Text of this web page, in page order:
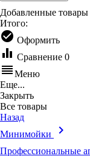
Добавленные товары
Итого:
check_circle Оформить
equalizer Сравнение 0
reorderМеню
Еще...
Закрыть
Все товары
Назад
Минимойки
keyboard_arrow_right
Профессиональные